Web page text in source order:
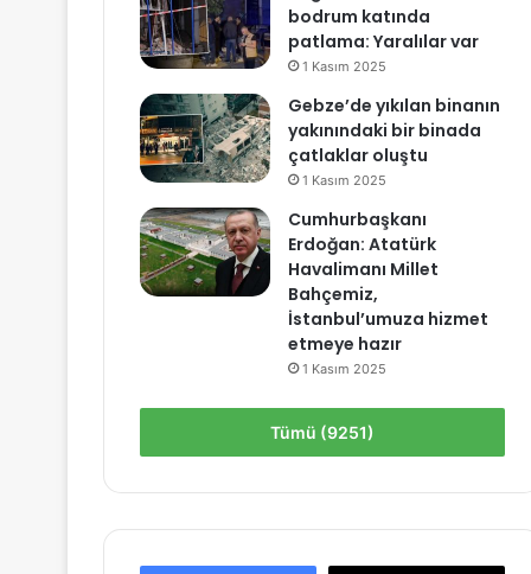
bodrum katında
patlama: Yaralılar var
1 Kasım 2025
Gebze’de yıkılan binanın
yakınındaki bir binada
çatlaklar oluştu
1 Kasım 2025
Cumhurbaşkanı
Erdoğan: Atatürk
Havalimanı Millet
Bahçemiz,
İstanbul’umuza hizmet
etmeye hazır
1 Kasım 2025
Tümü (9251)